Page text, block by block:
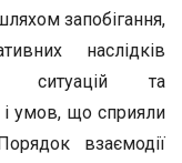
запобігання,
наслідків
ситуацій та
і умов, що сприяли
взаємодії